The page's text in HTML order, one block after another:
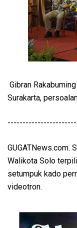
Gibran
Surakarta,
GUGATNews.com.
Walikota Solo
setumpuk kado
videotron.